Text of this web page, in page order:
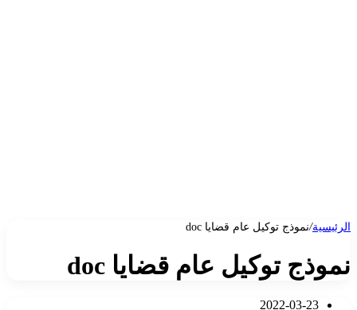
الرئيسية/نموذج توكيل عام قضايا doc
نموذج توكيل عام قضايا doc
2022-03-23